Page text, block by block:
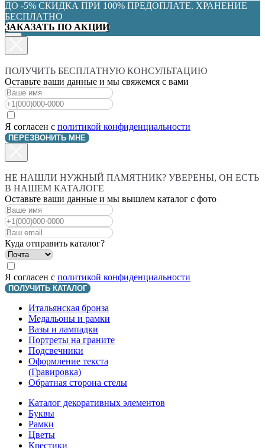
ДО -5% СКИДКА ПРИ 100% ПРЕДОПЛАТЕ. ХРАНЕНИЕ
БЕСПЛАТНО
ЗАКАЗАТЬ ПО АКЦИИ
ПОЛУЧИТЬ БЕСПЛАТНУЮ КОНСУЛЬТАЦИЮ
Оставьте ваши данные и мы свяжемся с вами
Я согласен с политикой конфиденциальности
ПЕРЕЗВОНИТЬ МНЕ
НЕ НАШЛИ НУЖНЫЙ ПАМЯТНИК? УВЕРЕНЫ, ОН ЕСТЬ
В НАШЕМ КАТАЛОГЕ
Оставьте ваши данные и мы вышлем каталог с фото
Куда отправить каталог?
Я согласен с политикой конфиденциальности
ПОЛУЧИТЬ КАТАЛОГ
Итальянская бронза
Медальоны и рамки
Вазы и лампадки
Портреты на граните
Подсвечники
Оформление текста
(Гравировка)
Обратная сторона стелы
Каталог декоративных элементов
Буквы
Рамки
Цветы
Крестики